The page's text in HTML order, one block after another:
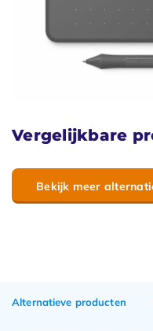
Vergelijkbare
Bekijk meer
Alternatieve producten